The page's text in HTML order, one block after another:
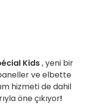
Kids, yeni bir
ve elbette
hizmeti de dahil
öne çıkıyor!